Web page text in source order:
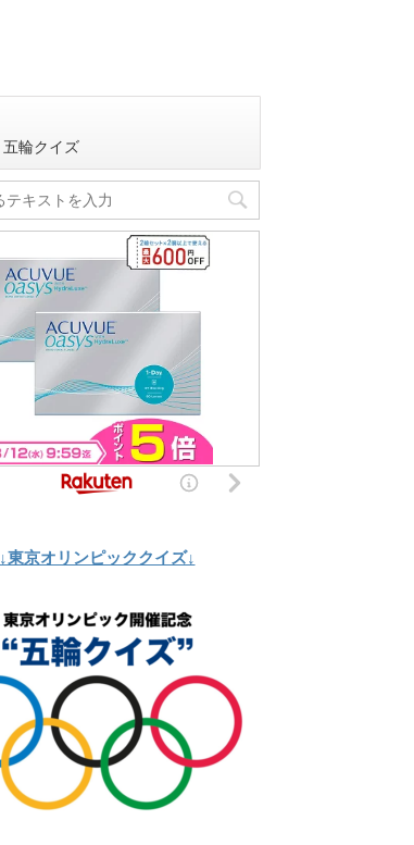
五輪クイズ
↓東京オリンピッククイズ↓